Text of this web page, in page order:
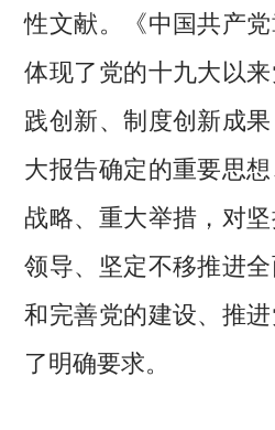
性文献。《中国共产党
体现了党的十九大以
践创新、制度创新成
大报告确定的重要思
战略、重大举措，对
领导、坚定不移推进
和完善党的建设、推
了明确要求。